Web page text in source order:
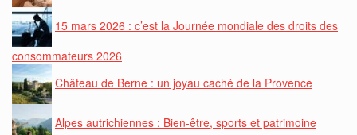
15 mars 2026 : c’est la Journée mondiale des droits des
consommateurs 2026
Château de Berne : un joyau caché de la Provence
Alpes autrichiennes : Bien-être, sports et patrimoine